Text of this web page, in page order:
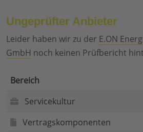
Ungeprüfter Anbieter
Leider haben wir zu der E.ON
GmbH noch keinen Prüfbericht
Bereich
Servicekultur
Vertragskomponenten